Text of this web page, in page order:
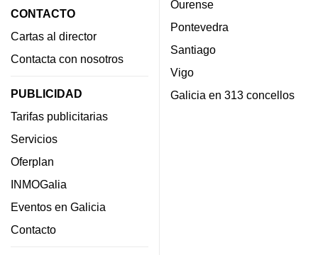
CONTACTO
Cartas al director
Contacta con nosotros
PUBLICIDAD
Tarifas publicitarias
Servicios
Oferplan
INMOGalia
Eventos en Galicia
Contacto
Ourense
Pontevedra
Santiago
Vigo
Galicia en 313 concellos